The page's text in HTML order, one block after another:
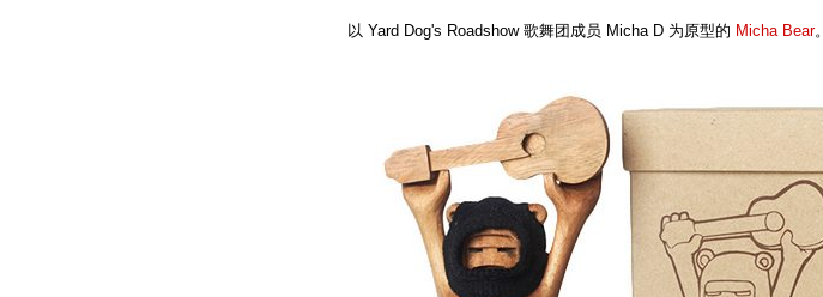
以 Yard Dog's Roadshow 歌舞团成员 Micha D 为原型的 Micha Bear。